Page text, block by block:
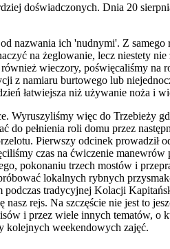
doświadczonych. Dnia 20
nazwania ich 'nudnymi'. Z
na żeglowanie, lecz niestety
wieczory, poświęcaliśmy na
z namiaru burtowego lub
łatwiejsza niż używanie noża i
Wyruszyliśmy więc do Trzebieży
pełnienia roli domu przez
Pierwszy odcinek
czas na ćwiczenie
pokonaniu trzech mostów i
lokalnych rybnych
tradycyjnej Kolacji
rejs. Na szczęście nie jest to
i przez wiele innych tematów, o
kolejnych weekendowych zajęć.